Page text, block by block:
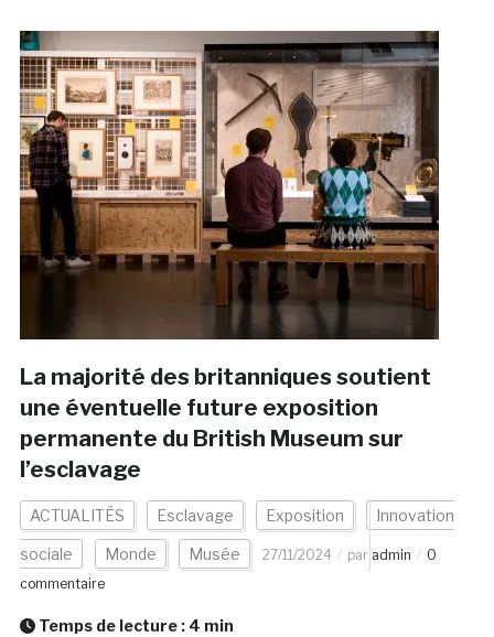
La majorité des britanniques soutient
une éventuelle future exposition
permanente du British Museum sur
l’esclavage
ACTUALITÉS Esclavage Exposition Innovation
sociale Monde Musée 27/11/2024 par admin
0
commentaire
Temps de lecture : 4 min